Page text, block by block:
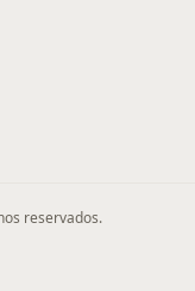
reservados.